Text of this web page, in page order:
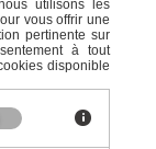
utilisons les
vous offrir une
pertinente sur
à tout
disponible